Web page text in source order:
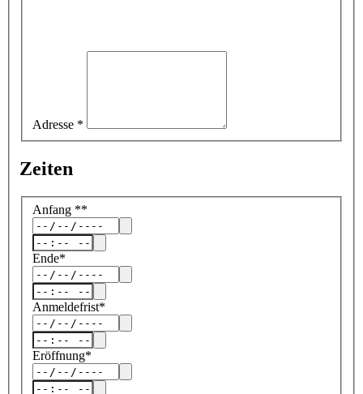
Adresse *
Zeiten
Anfang **
Ende*
Anmeldefrist*
Eröffnung*